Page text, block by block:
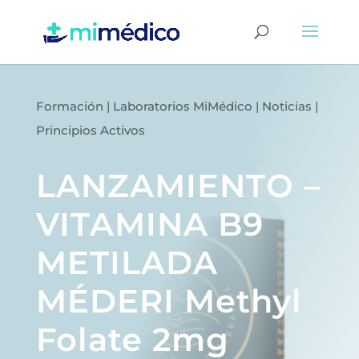
Formación | Laboratorios MiMédico | Noticias |
Principios Activos
LANZAMIENTO –
VITAMINA B9
METILADA
MÉDERI Methyl
Folate 2mg